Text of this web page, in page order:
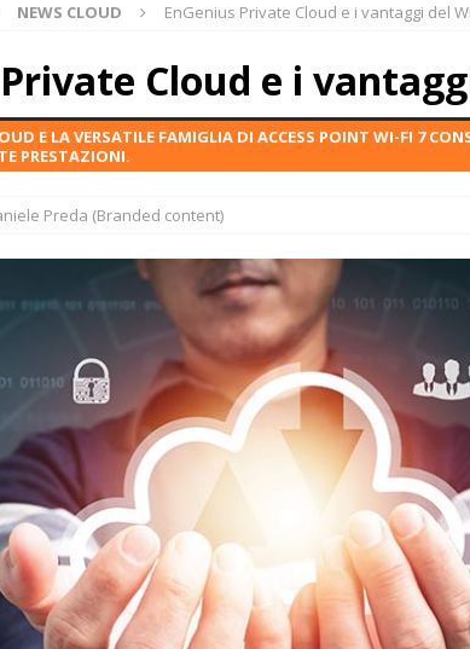
NEWS CLOUD EnGenius Private Cloud e i vantaggi del
Cloud e i
E LA VERSATILE FAMIGLIA DI ACCESS POINT WI-FI 7
PRESTAZIONI.
Preda (Branded content)